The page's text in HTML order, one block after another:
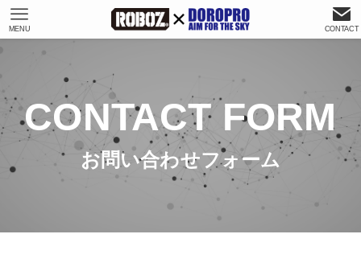
CONTACT
MENU
CONTACT FORM
お問い合わせフォーム